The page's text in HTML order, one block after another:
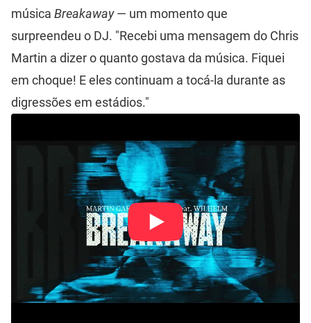
música Breakaway— um momento que
surpreendeu o DJ. "Recebi uma mensagem do Chris
Martin a dizer o quanto gostava da música. Fiquei
em choque! E eles continuam a tocá-la durante as
digressões em estádios."